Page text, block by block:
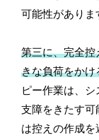
可能性がありま
第三に、完全控
きな負荷をかけ
ピー作業は、
支障をきたす可
は控えの作成